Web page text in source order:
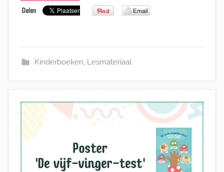
Kinderboeken, Lesmateriaal